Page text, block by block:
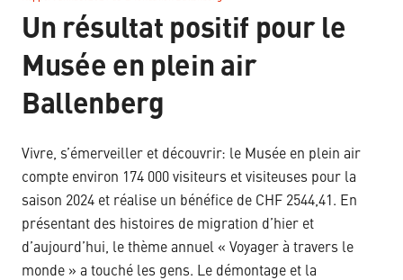
–
Un résultat positif pour le
Musée en plein air
Ballenberg
Vivre, s’émerveiller et découvrir: le Musée en plein air
compte environ 174 000 visiteurs et visiteuses pour la
saison 2024 et réalise un bénéfice de CHF 2544,41. En
présentant des histoires de migration d’hier et
d’aujourd’hui, le thème annuel « Voyager à travers le
monde » a touché les gens. Le démontage et la